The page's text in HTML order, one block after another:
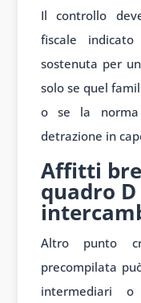
Il controllo
fiscale
sostenuta per
solo se quel
o se la norma
detrazione in
Affitti
quadro
Altro punto
precompilata
intermediari